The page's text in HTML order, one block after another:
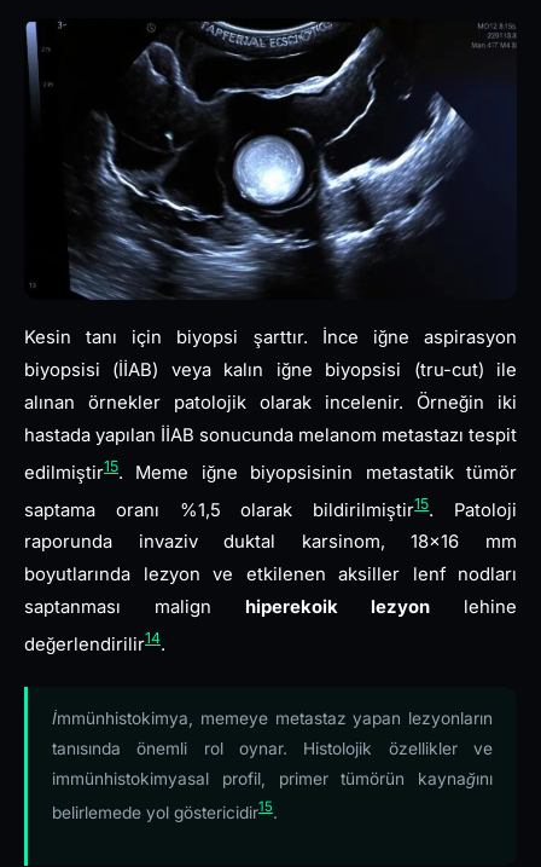
Kesin tanı için biyopsi şarttır. İnce iğne aspirasyon
biyopsisi (İİAB) veya kalın iğne biyopsisi (tru-cut) ile
alınan örnekler patolojik olarak incelenir. Örneğin iki
hastada yapılan İİAB sonucunda melanom metastazı tespit
edilmiştir15. Meme iğne biyopsisinin metastatik tümör
saptama oranı %1,5 olarak bildirilmiştir15. Patoloji
raporunda invaziv duktal karsinom, 18×16 mm
boyutlarında lezyon ve etkilenen aksiller lenf nodları
saptanması malign hiperekoik lezyon lehine
değerlendirilir14.
İmmünhistokimya, memeye metastaz yapan lezyonların
tanısında önemli rol oynar. Histolojik özellikler ve
immünhistokimyasal profil, primer tümörün kaynağını
belirlemede yol göstericidir15.